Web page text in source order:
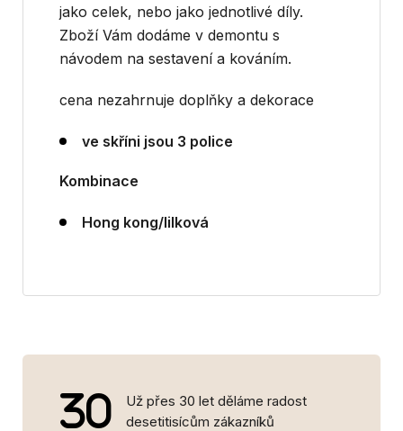
jako celek, nebo jako jednotlivé díly.
Zboží Vám dodáme v demontu s
návodem na sestavení a kováním.
cena nezahrnuje doplňky a dekorace
ve skříni jsou 3 police
Kombinace
Hong kong/lilková
Už přes 30 let děláme radost
desetitisícům zákazníků